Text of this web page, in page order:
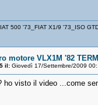
500 '73_FIAT X1/9 '73_ISO
motore VLX1M '82
il: Giovedì 17/Settembre/2009
ho visto il video ...come